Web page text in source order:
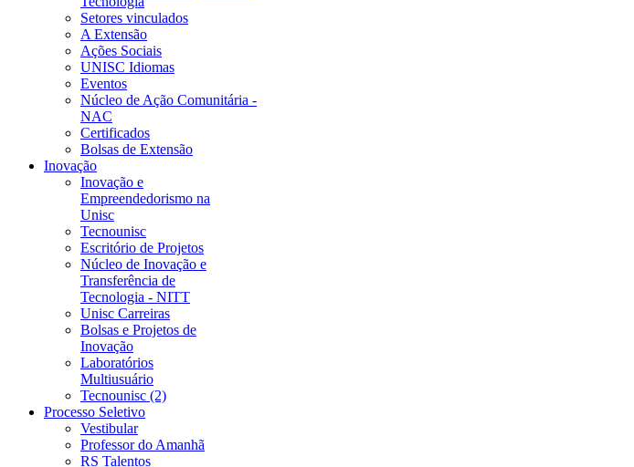
Setores vinculados
A Extensão
Ações Sociais
UNISC Idiomas
Eventos
Núcleo de Ação Comunitária -
NAC
Certificados
Bolsas de Extensão
Inovação
Inovação e
Empreendedorismo na
Unisc
Tecnounisc
Escritório de Projetos
Núcleo de Inovação e
Transferência de
Tecnologia - NITT
Unisc Carreiras
Bolsas e Projetos de
Inovação
Laboratórios
Multiusuário
Tecnounisc (2)
Processo Seletivo
Vestibular
Professor do Amanhã
RS Talentos